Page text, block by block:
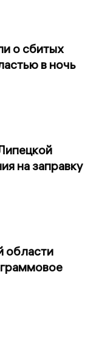
о сбитых
в ночь
на заправку
области